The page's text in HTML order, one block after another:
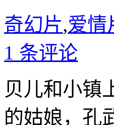
奇幻片,爱情
1 条评论
贝儿和小镇
的姑娘，孔